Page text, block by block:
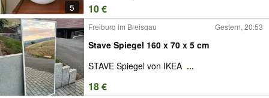
5 10 €
Freiburg im Breisgau Gestern, 20:53
Stave Spiegel 160 x 70 x 5 cm
STAVE Spiegel von IKEA ...
18 €